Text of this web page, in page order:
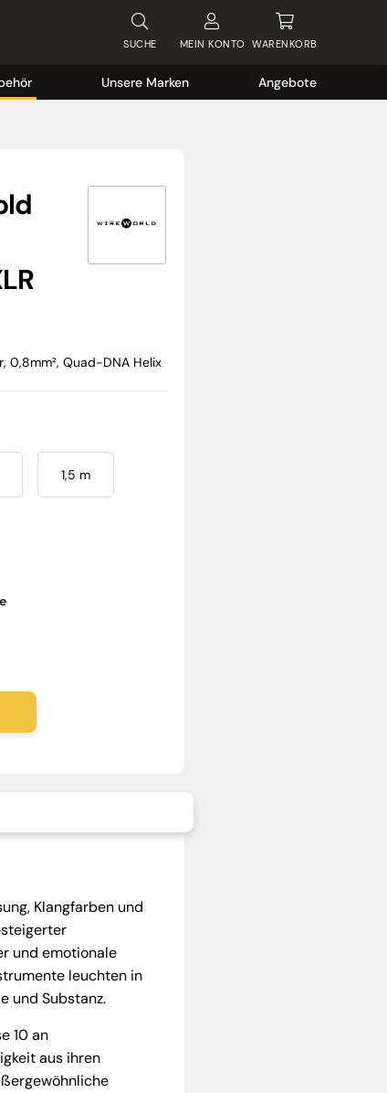
SUCHE MEIN KONTO WARENKORB
Unsere Marken Angebote
0,8mm², Quad-DNA Helix
1,5 m
Klangfarben und
und emotionale
leuchten in
und Substanz.
10 an
aus ihren